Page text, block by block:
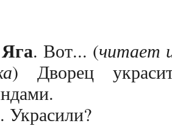
. Вот... (читает
) Дворец
. Украсили?